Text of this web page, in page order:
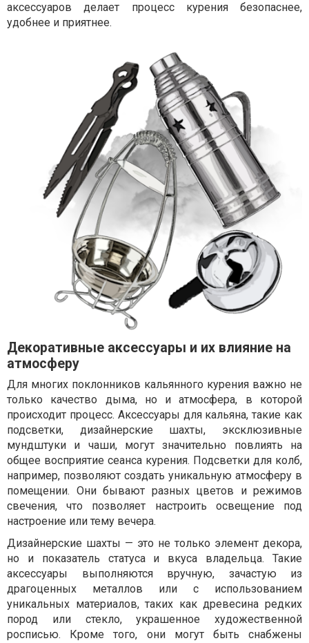
аксессуаров делает процесс курения безопаснее,
удобнее и приятнее.
Декоративные аксессуары и их влияние на
атмосферу
Для многих поклонников кальянного курения важно не
только качество дыма, но и атмосфера, в которой
происходит процесс. Аксессуары для кальяна, такие как
подсветки, дизайнерские шахты, эксклюзивные
мундштуки и чаши, могут значительно повлиять на
общее восприятие сеанса курения. Подсветки для колб,
например, позволяют создать уникальную атмосферу в
помещении. Они бывают разных цветов и режимов
свечения, что позволяет настроить освещение под
настроение или тему вечера.
Дизайнерские шахты — это не только элемент декора,
но и показатель статуса и вкуса владельца. Такие
аксессуары выполняются вручную, зачастую из
драгоценных металлов или с использованием
уникальных материалов, таких как древесина редких
пород или стекло, украшенное художественной
росписью. Кроме того, они могут быть снабжены